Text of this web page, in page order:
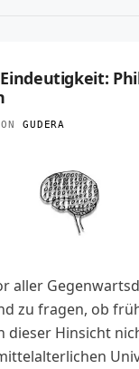
GUDERA
aller
zu fragen, ob
dieser Hinsicht